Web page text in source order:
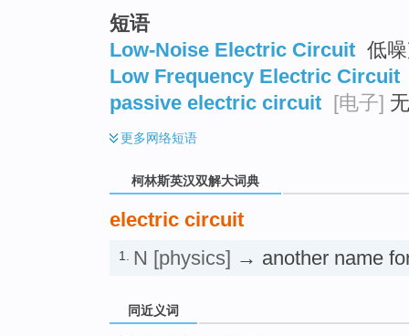
短语
Low-Noise Electric Circuit 低
Low Frequency Electric Circuit
passive electric circuit [电子]
更多网络短语
柯林斯英汉双解大词典
electric circuit
1. N [physics] → another name
同近义词